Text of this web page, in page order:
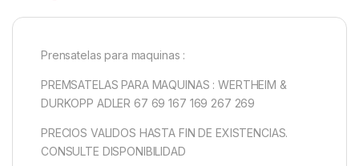
Prensatelas para maquinas :
PREMSATELAS PARA MAQUINAS : WERTHEIM &
DURKOPP ADLER 67 69 167 169 267 269
PRECIOS VALIDOS HASTA FIN DE EXISTENCIAS.
CONSULTE DISPONIBILIDAD